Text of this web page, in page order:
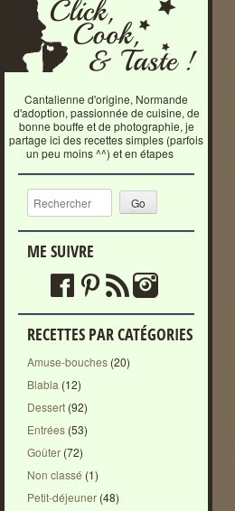
Cantalienne d'origine, Normande
d'adoption, passionnée de cuisine, de
bonne bouffe et de photographie, je
partage ici des recettes simples (parfois
un peu moins ^^) et en étapes
Recherche
ME SUIVRE
RECETTES PAR CATÉGORIES
Amuse-bouches (20)
Blabla (12)
Dessert (92)
Entrées (53)
Goûter (72)
Non classé (1)
Petit-déjeuner (48)